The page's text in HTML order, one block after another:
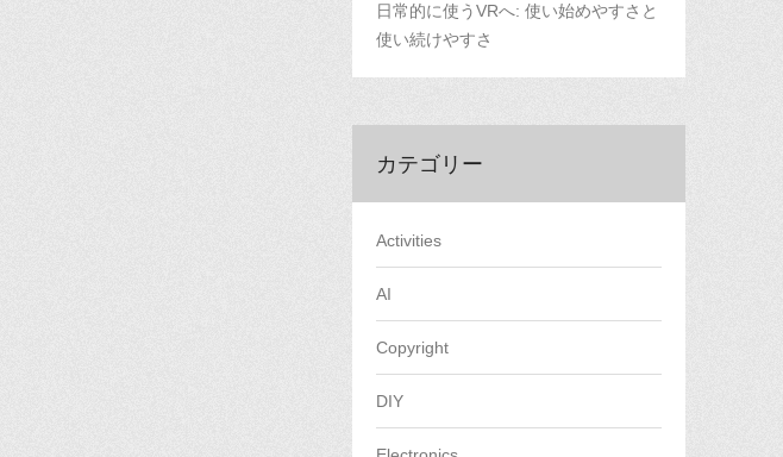
日常的に使うVRへ: 使い始めやすさと
使い続けやすさ
カテゴリー
Activities
AI
Copyright
DIY